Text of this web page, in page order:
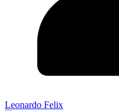
Leonardo Felix